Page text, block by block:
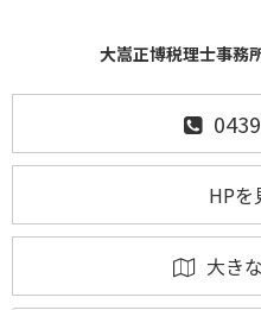
大嵩正博税理士事務
HPを
大き